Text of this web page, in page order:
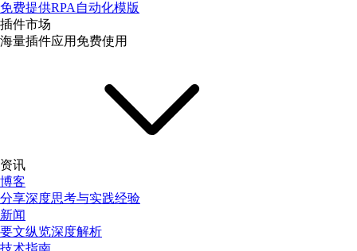
免费提供RPA自动化模版
插件市场
海量插件应用免费使用
资讯
博客
分享深度思考与实践经验
新闻
要文纵览深度解析
技术指南